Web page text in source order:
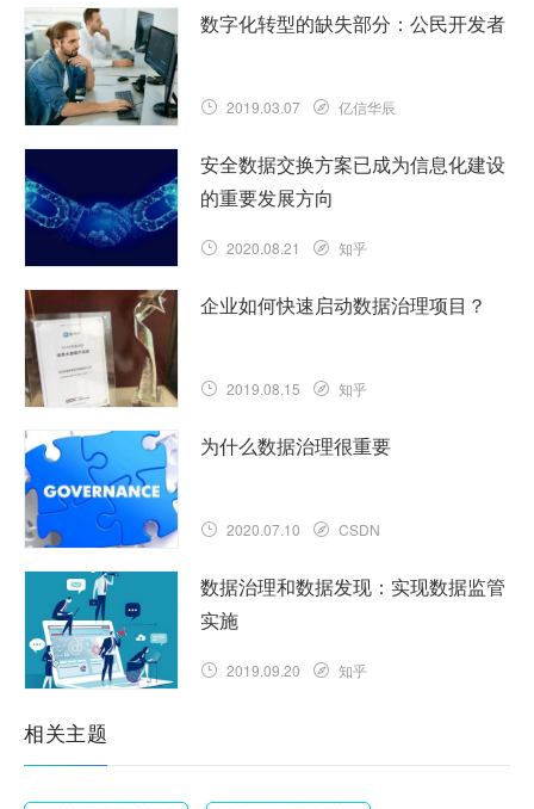
数字化转型的缺失部分：公民开发者
2019.03.07 亿信华辰
安全数据交换方案已成为信息化建设
的重要发展方向
2020.08.21 知乎
企业如何快速启动数据治理项目？
2019.08.15 知乎
为什么数据治理很重要
2020.07.10 CSDN
数据治理和数据发现：实现数据监管
实施
2019.09.20 知乎
相关主题